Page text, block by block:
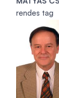
rendes tag